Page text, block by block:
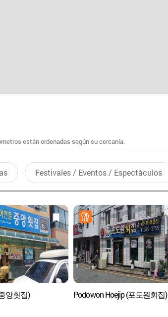
están ordenadas según su cercanía.
Festivales / Eventos / Espectáculos
앙횟집) Podowon Hoejip (포도원회집)